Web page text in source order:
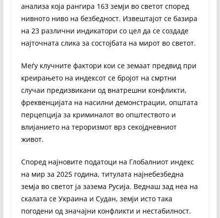
анализа која рангира 163 земји во светот според
нивното ниво на безбедност. Извештајот се базира
на 23 различни индикатори со цел да се создаде
најточната слика за состојбата на мирот во светот.
Меѓу клучните фактори кои се земаат предвид при
креирањето на индексот се бројот на смртни
случаи предизвикани од внатрешни конфликти,
фреквенцијата на насилни демонстрации, општата
перцепција за криминалот во општеството и
влијанието на тероризмот врз секојдневниот
живот.
Според најновите податоци на Глобалниот индекс
на мир за 2025 година, титулата најнебезбедна
земја во светот ја зазема Русија. Веднаш зад неа на
скалата се Украина и Судан, земји исто така
погодени од значајни конфликти и нестабилност.